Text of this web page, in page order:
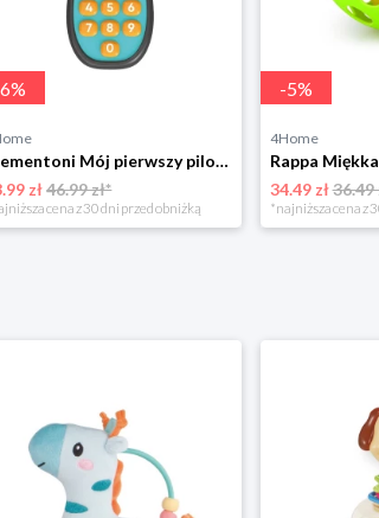
6%
Clementoni Mój pierwszy pilot, 17 cm
zł46.99 zł*
cena z 30 dni przed obniżką
-5%
4Home
34.49 zł36.49
*najniższa cena z